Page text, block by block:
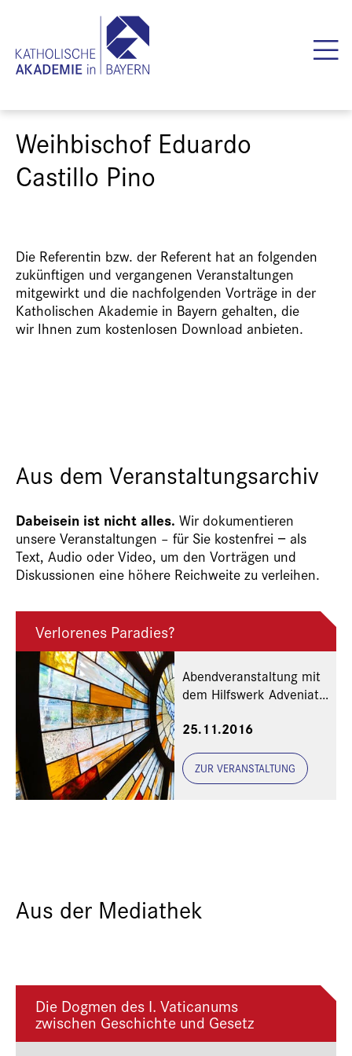
Weihbischof Eduardo
Castillo Pino
Die Referentin bzw. der Referent hat an folgenden
zukünftigen und vergangenen Veranstaltungen
mitgewirkt und die nachfolgenden Vorträge in der
Katholischen Akademie in Bayern gehalten, die
wir Ihnen zum kostenlosen Download anbieten.
Aus dem Veranstaltungsarchiv
Dabeisein ist nicht alles. Wir dokumentieren
unsere Veranstaltungen – für Sie kostenfrei − als
Text, Audio oder Video, um den Vorträgen und
Diskussionen eine höhere Reichweite zu verleihen.
Verlorenes Paradies?
Abendveranstaltung mit
dem Hilfswerk Adveniat
München und Freising
25.11.2016
ZUR VERANSTALTUNG
Aus der Mediathek
Die Dogmen des I. Vaticanums
zwischen Geschichte und Gesetz